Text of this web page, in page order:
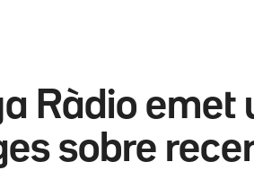
Ràdio emet
sobre